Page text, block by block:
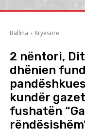
Ballina Kryesore
2 nëntori,
dhënien fund
kundër
fushatën